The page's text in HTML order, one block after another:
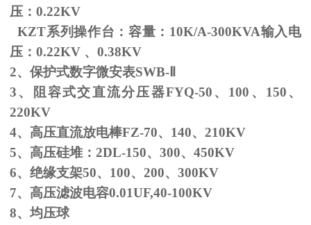
压： 0.22KV
KZT系列操作台：容量： 10K/A-300KVA输入电
压： 0.22KV 、 0.38KV
2、保护式数字微安表SWB-
3、阻容式交直流分压器FYQ-50 、 100 、 150 、
220KV
4、高压直流放电棒FZ-70、 140、 210KV
5、高压硅堆： 2DL-150、 300、 450KV
6、绝缘支架50、 100、 200、 300KV
7、高压滤波电容0.01UF,40-100KV
8、均压球